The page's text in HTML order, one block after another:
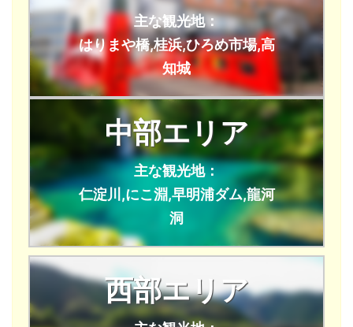
主な観光地：
はりまや橋,桂浜,ひろめ市場,高
知城
中部エリア
主な観光地：
仁淀川,にこ淵,早明浦ダム,龍河
洞
西部エリア